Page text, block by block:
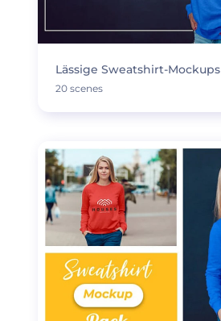
Lässige Sweatshirt-Mockups
20 scenes